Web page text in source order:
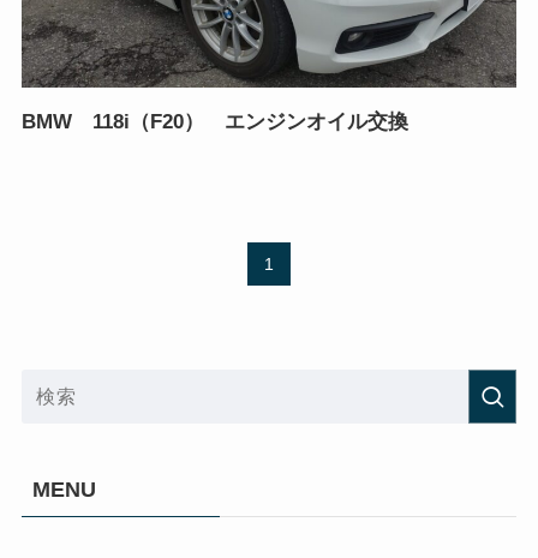
BMW 118i（F20） エンジンオイル交換
1
MENU